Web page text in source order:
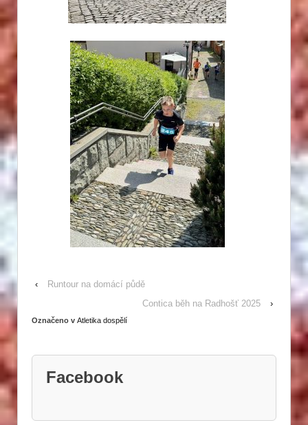
‹
Runtour na domácí půdě
Contica běh na Radhošť 2025
›
Označeno v Atletika dospělí
Facebook